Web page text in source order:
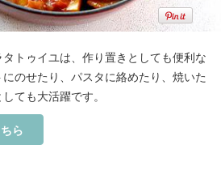
トゥイユは、作り置きとしても便利な
のせたり、パスタに絡めたり、焼いた
ても大活躍です。
ら